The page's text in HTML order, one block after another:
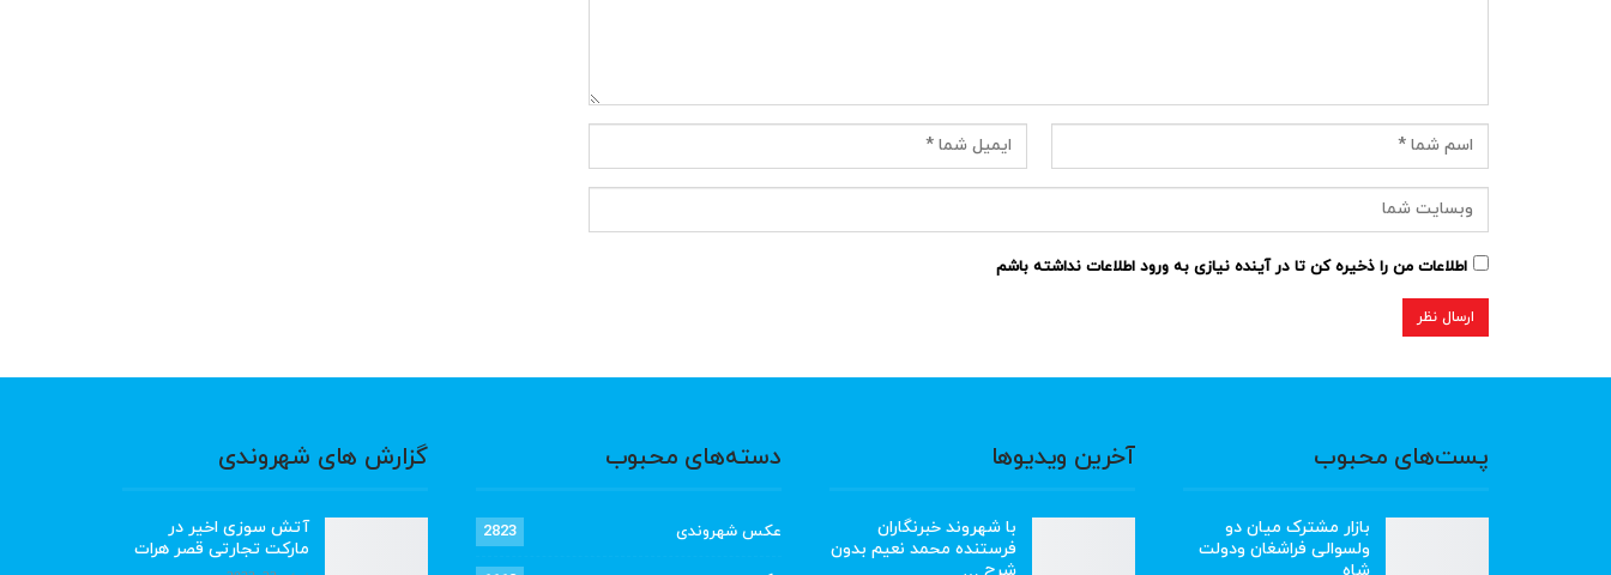
اطلاعات من را ذخیره کن تا در آینده نیازی به ورود اطلاعات نداشته باشم
پست‌های محبوب
بازار مشترک میان دو
ولسوالی فراشغان ودولت
شاه
آخرین ویدیوها
با شهروند خبرنگاران
فرستنده محمد نعیم بدون
شرح …
دسته‌های محبوب
عکس شهروندی 2823
گزارش های شهروندی
آتش سوزی اخیر در
مارکت تجارتی قصر هرات